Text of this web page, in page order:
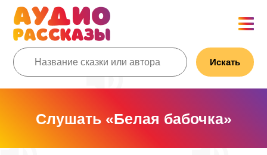
Искать
Слушать «Белая бабочка»